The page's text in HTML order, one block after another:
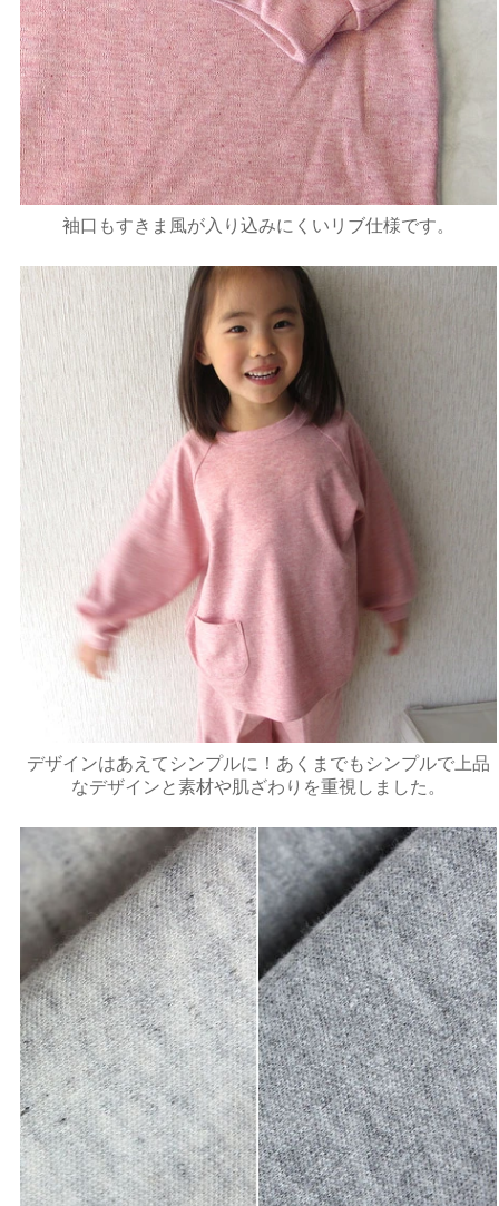
袖口もすきま風が入り込みにくいリブ仕様です。
デザインはあえてシンプルに！あくまでもシンプルで上品
なデザインと素材や肌ざわりを重視しました。